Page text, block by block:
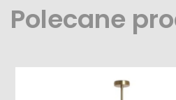
Polecane